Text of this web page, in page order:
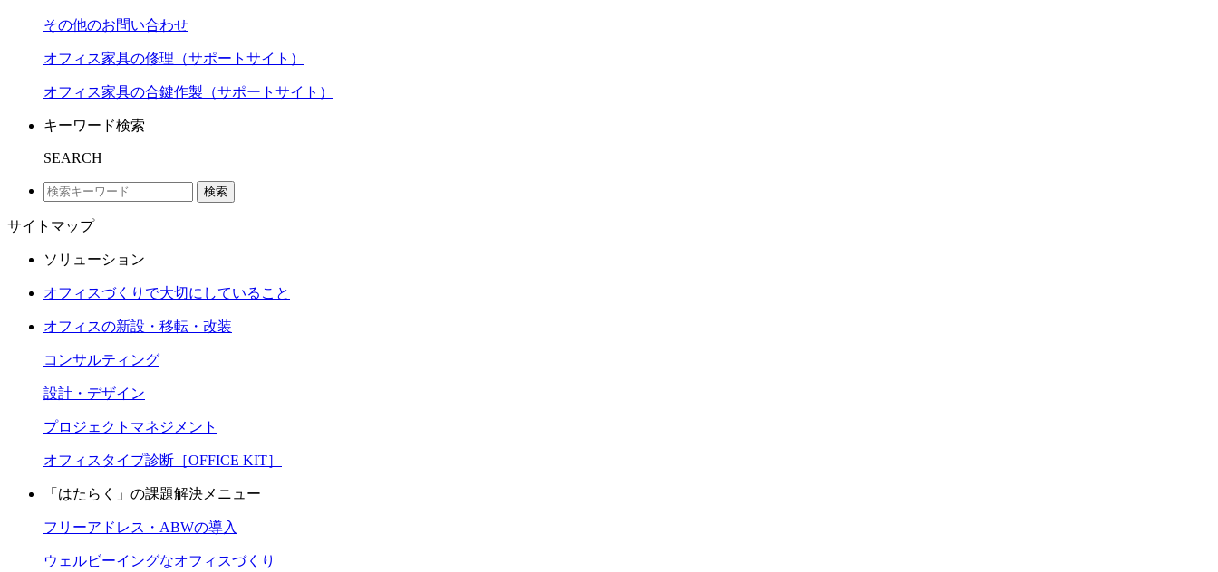
その他のお問い合わせ
オフィス家具の修理（サポートサイト）
オフィス家具の合鍵作製（サポートサイト）
キーワード検索
SEARCH
検索
サイトマップ
ソリューション
オフィスづくりで大切にしていること
オフィスの新設・移転・改装
コンサルティング
設計・デザイン
プロジェクトマネジメント
オフィスタイプ診断［OFFICE KIT］
「はたらく」の課題解決メニュー
フリーアドレス・ABWの導入
ウェルビーイングなオフィスづくり